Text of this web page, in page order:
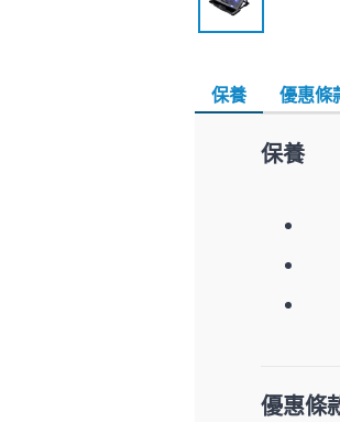
保養 優惠條
保養
優惠條